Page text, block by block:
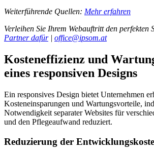
Weiterführende Quellen: Mehr erfahren
Verleihen Sie Ihrem Webauftritt den perfekten
Partner dafür| office@ipsom.at
Kosteneffizienz und
eines responsiven Designs
Ein responsives Design bietet Unternehmen
Kosteneinsparungen und Wartungsvorteile,
Notwendigkeit separater Websites für
und den Pflegeaufwand reduziert.
Reduzierung der